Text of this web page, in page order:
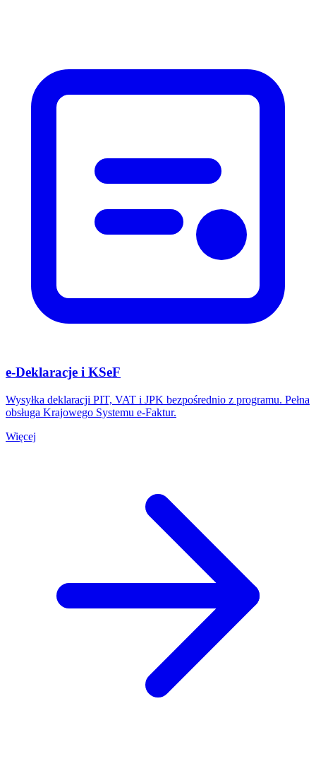
e-Deklaracje i KSeF
Wysyłka deklaracji PIT, VAT i JPK bezpośrednio z programu. Pełna
obsługa Krajowego Systemu e-Faktur.
Więcej